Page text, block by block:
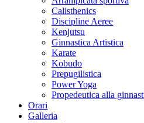
Calisthenics
Discipline Aeree
Kenjutsu
Ginnastica Artistica
Karate
Kobudo
Prepugilistica
Power Yoga
Propedeutica alla
Orari
Galleria